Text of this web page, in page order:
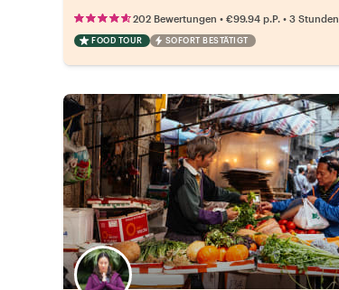
202 Bewertungen • €99.94 p.P. • 3 Stunden
FOOD TOUR SOFORT BESTÄTIGT